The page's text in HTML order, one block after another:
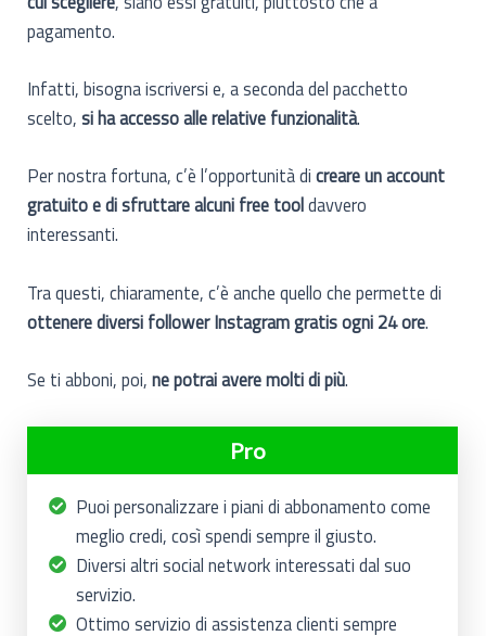
pagamento.
Infatti, bisogna iscriversi e, a seconda del pacchetto
scelto,si ha accesso alle relative funzionalità.
Per nostra fortuna, c’è l’opportunità di creare un account
gratuito e di sfruttare alcuni free tooldavvero
interessanti.
Tra questi, chiaramente, c’è anche quello che permette di
ottenere diversi follower Instagram gratis ogni 24 ore.
Se ti abboni, poi,ne potrai avere molti di più.
Pro
Puoi personalizzare i piani di abbonamento come
meglio credi, così spendi sempre il giusto.
Diversi altri social network interessati dal suo
servizio.
Ottimo servizio di assistenza clienti sempre